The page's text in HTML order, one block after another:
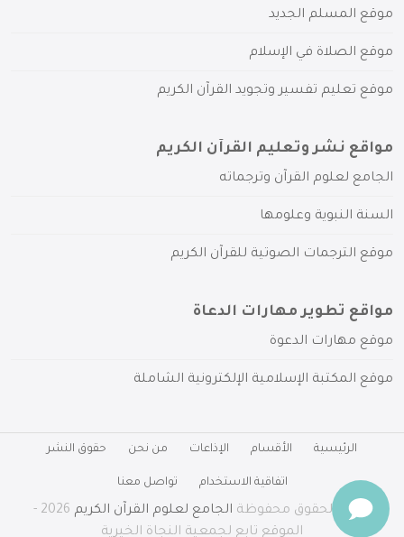
موقع المسلم الجديد
موقع الصلاة في الإسلام
موقع تعليم تفسير وتجويد القرآن الكريم
مواقع نشر وتعليم القرآن الكريم
الجامع لعلوم القرآن وترجماته
السنة النبوية وعلومها
موقع الترجمات الصوتية للقرآن الكريم
مواقع تطوير مهارات الدعاة
موقع مهارات الدعوة
موقع المكتبة الإسلامية الإلكترونية الشاملة
الرئيسية الأقسام الإذاعات من نحن حقوق النشر
اتفاقية الاستخدام تواصل معنا
جميع الحقوق محفوظة الجامع لعلوم القرآن الكريم
2026 -
الموقع تابع لجمعية النجاة الخيرية